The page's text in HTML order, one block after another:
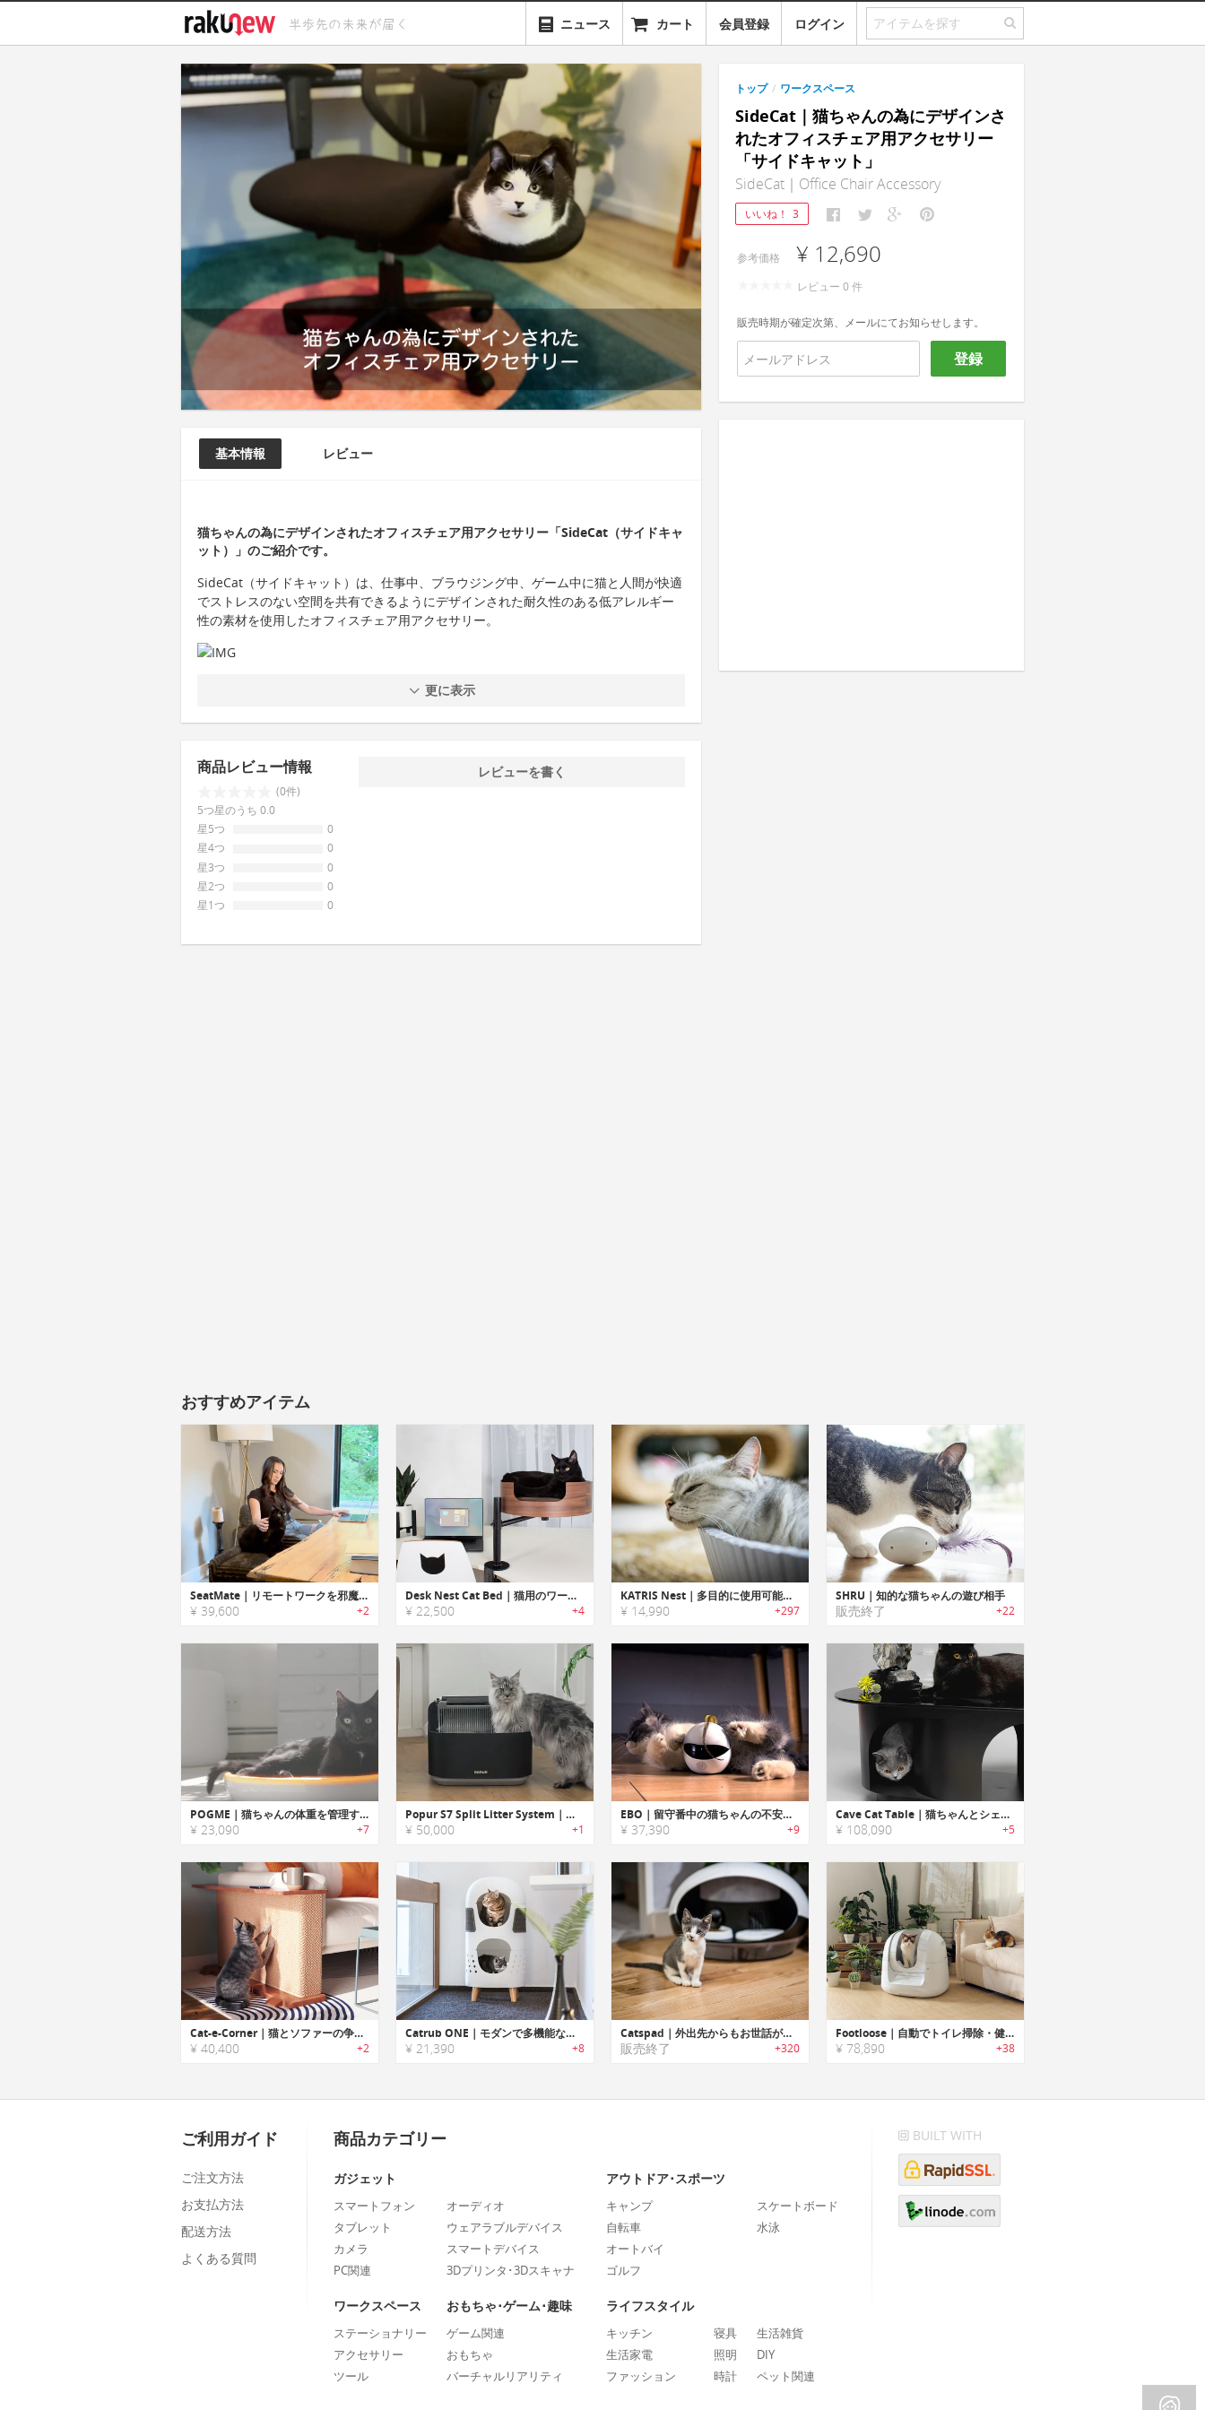
ニュース カート 会員登録 ログイン
基本情報 レビュー
猫ちゃんの為にデザインされたオフィスチェア用アクセサリー「SideCat（サイドキャ
ット）」のご紹介です。
SideCat（サイドキャット）は、仕事中、ブラウジング中、ゲーム中に猫と人間が快適
でストレスのない空間を共有できるようにデザインされた耐久性のある低アレルギー
性の素材を使用したオフィスチェア用アクセサリー。
更に表示
商品レビュー情報
(0件)
5つ星のうち 0.0
星5つ
0
星4つ
0
星3つ
0
星2つ
0
星1つ
0
レビューを書く
トップ / ワークスペース
SideCat｜猫ちゃんの為にデザインさ
れたオフィスチェア用アクセサリー
「サイドキャット」
SideCat｜Office Chair Accessory
いいね！ 3
参考価格 ¥ 12,690
レビュー 0 件
販売時期が確定次第、メールにてお知らせします。
登録
おすすめアイテム
SeatMate｜リモートワークを邪魔されずペットと共に！ベット用のオフィスシート
¥ 39,600 +2
Desk Nest Cat Bed｜猫用のワークスペースベッド
¥ 22,500 +4
KATRIS Nest｜多目的に使用可能な猫ちゃん用ベッド・スクラッチャー「キャトリス」
¥ 14,990 +297
SHRU｜知的な猫ちゃんの遊び相手
販売終了 +22
POGME｜猫ちゃんの体重を管理するスマート体重計「ポグミー」
¥ 23,090 +7
Popur S7 Split Litter System｜猫ちゃん想いの設計！防臭・安心設計のスマート猫トイレ
¥ 50,000 +1
EBO｜留守番中の猫ちゃんの不安・運動不足を解消するスマートキャットコンパニオンロボット「イーボ」
¥ 37,390 +9
Cave Cat Table｜猫ちゃんとシェアして使うようにデザインされた洞窟モチーフコーヒーテーブル「ケーブキャットテーブル」
¥ 108,090 +5
Cat-e-Corner｜猫とソファーの争いに幕を下す、猫用爪とぎ
¥ 40,400 +2
Catrub ONE｜モダンで多機能な猫用ファニチャー「キャットラブワン」
¥ 21,390 +8
Catspad｜外出先からもお世話が可能な猫用スマートフード・ウォーターディスペンサー「キャッツパッド」
販売終了 +320
Footloose｜自動でトイレ掃除・健康状態をトラッキングできるスマート猫用トイレロボット「フットルース」
¥ 78,890 +38
ご利用ガイド
ご注文方法
お支払方法
配送方法
よくある質問
商品カテゴリー
ガジェット
スマートフォン
タブレット
カメラ
PC関連
オーディオ
ウェアラブルデバイス
スマートデバイス
3Dプリンタ･3Dスキャナ
アウトドア･スポーツ
キャンプ
自転車
オートバイ
ゴルフ
スケートボード
水泳
ワークスペース
ステーショナリー
アクセサリー
ツール
おもちゃ･ゲーム･趣味
ゲーム関連
おもちゃ
バーチャルリアリティ
ライフスタイル
キッチン
生活家電
ファッション
寝具
照明
時計
生活雑貨
DIY
ペット関連
BUILT WITH